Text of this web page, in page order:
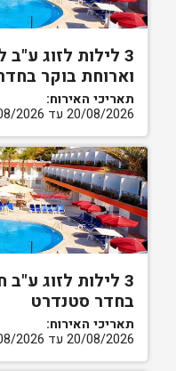
3 לילות לזוג ע"ב
וארוחת בוקר
תאריכי האירוח:
20/08/2026 עד 30/08/2026
3 לילות לזוג ע"ב
בחדר סטנדרט
תאריכי האירוח:
20/08/2026 עד 30/08/2026